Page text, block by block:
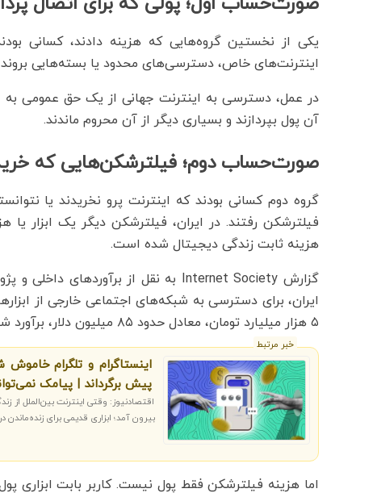
یکی از نخستین گروه‌هایی که هزینه دادند، کسانی
اینترنت‌های خاص، دسترسی‌های محدود یا بسته‌هایی بروند
در عمل، دسترسی به اینترنت جهانی از یک حق عمومی به
آن پول بپردازند و بسیاری دیگر از آن محروم ماندند.
صورت‌حساب دوم؛ فیلترشکن‌هایی که
گروه دوم کسانی بودند که اینترنت پرو نخریدند یا
فیلترشکن رفتند. در ایران، فیلترشکن دیگر یک ابزار
هزینه ثابت زندگی دیجیتال شده است.
۵ هزار میلیارد تومان، معادل حدود ۸۵ میلیون دلار، برآورد شده است.
خبر مرتبط
پیش برگرداند | پیامک
اقتصادنیوز: وقتی اینترنت بین‌الملل از
بیرون آمد؛ ابزاری قدیمی برای زنده‌ماندن
اما هزینه فیلترشکن فقط پول نیست. کاربر بابت